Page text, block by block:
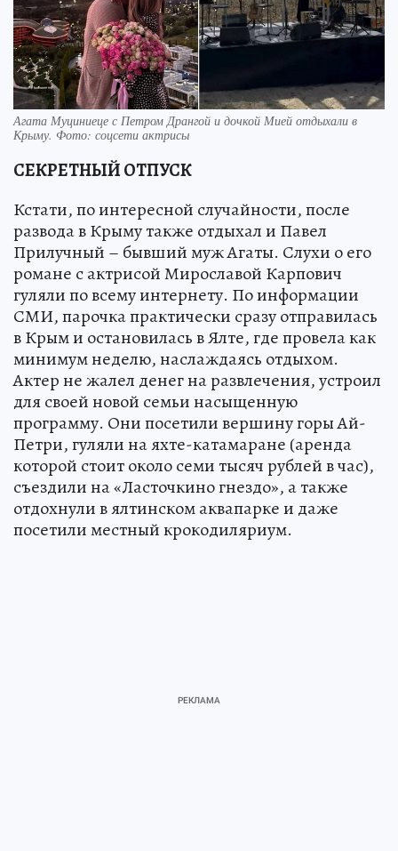
Агата Муциниеце с Петром Дрангой и дочкой Мией отдыхали в
Крыму. Фото: соцсети актрисы
СЕКРЕТНЫЙ ОТПУСК
Кстати, по интересной случайности, после
развода в Крыму также отдыхал и Павел
Прилучный – бывший муж Агаты. Слухи о его
романе с актрисой Мирославой Карпович
гуляли по всему интернету. По информации
СМИ, парочка практически сразу отправилась
в Крым и остановилась в Ялте, где провела как
минимум неделю, наслаждаясь отдыхом.
Актер не жалел денег на развлечения, устроил
для своей новой семьи насыщенную
программу. Они посетили вершину горы Ай-
Петри, гуляли на яхте-катамаране (аренда
которой стоит около семи тысяч рублей в час),
съездили на «Ласточкино гнездо», а также
отдохнули в ялтинском аквапарке и даже
посетили местный крокодиляриум.